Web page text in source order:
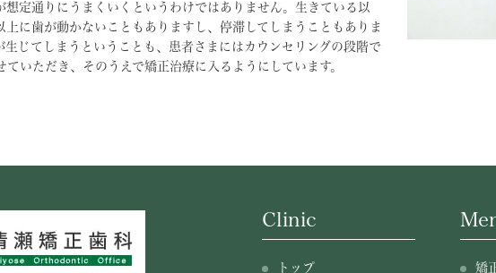
想定通りにうまくいくというわけではありません。生きている以
上に歯が動かないこともありますし、停滞してしまうこともありま
生じてしまうということも、患者さまにはカウンセリングの段階で
ていただき、そのうえで矯正治療に入るようにしています。
Clinic
トップ 矯